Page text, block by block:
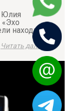
Юлия
«Эхо
находится в
Читать дальше »